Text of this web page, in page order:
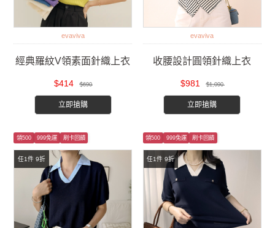
evaviva
經典羅紋V領素面針織上衣
$414 $690
立即搶購
evaviva
收腰設計圓領針織上衣
$981 $1,090
立即搶購
任1件 9折
領500 999免運 刷卡回饋
任1件 9折
領500 999免運 刷卡回饋